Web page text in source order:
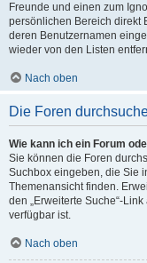
Freunde und einen zum
persönlichen Bereich direkt
deren Benutzernamen
wieder von den Listen
Nach oben
Die Foren
Wie kann ich ein Forum
Sie können die Foren
Suchbox eingeben, die Sie
Themenansicht finden.
den „Erweiterte Suche“-
verfügbar ist.
Nach oben